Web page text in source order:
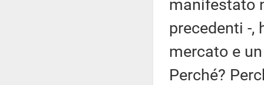
manifestato
precedenti -,
mercato e
Perché?